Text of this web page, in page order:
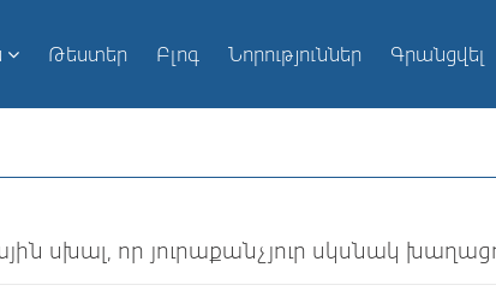
Թեստեր Բլոգ Նորություններ Գրանցվել
սխալ, որ յուրաքանչյուր սկսնակ